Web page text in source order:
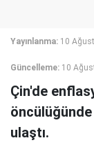
Yayınlanma: 10
Güncelleme: 10
Çin'de
öncülüğünde
ulaştı.